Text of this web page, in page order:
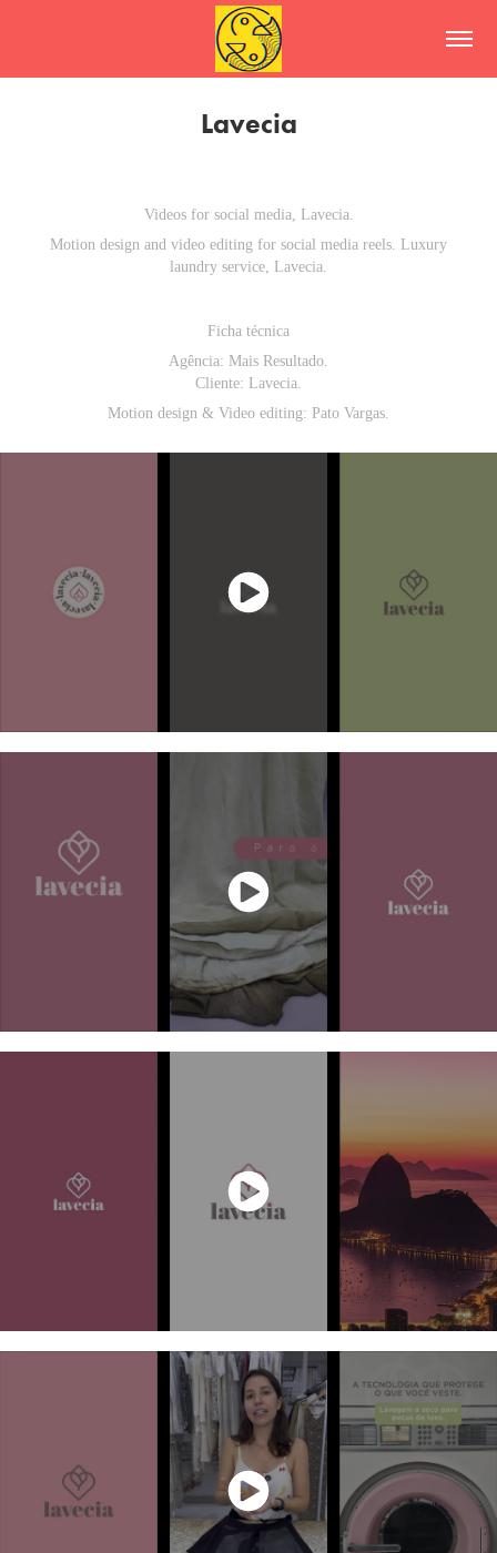
Lavecia
Videos for social media, Lavecia.
Motion design and video editing for social media reels. Luxury
laundry service, Lavecia.
Ficha técnica
Agência: Mais Resultado.
Cliente: Lavecia.
Motion design & Video editing: Pato Vargas.